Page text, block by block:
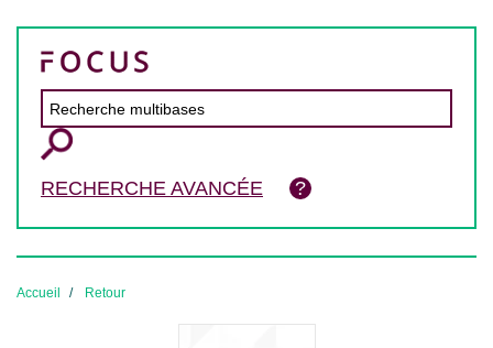
RECHERCHE AVANCÉE
Accueil Retour